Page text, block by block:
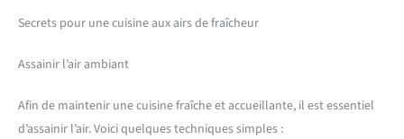
Secrets pour une cuisine aux airs de fraîcheur
Assainir l’air ambiant
Afin de maintenir une cuisine fraîche et accueillante, il est essentiel
d’assainir l’air. Voici quelques techniques simples :